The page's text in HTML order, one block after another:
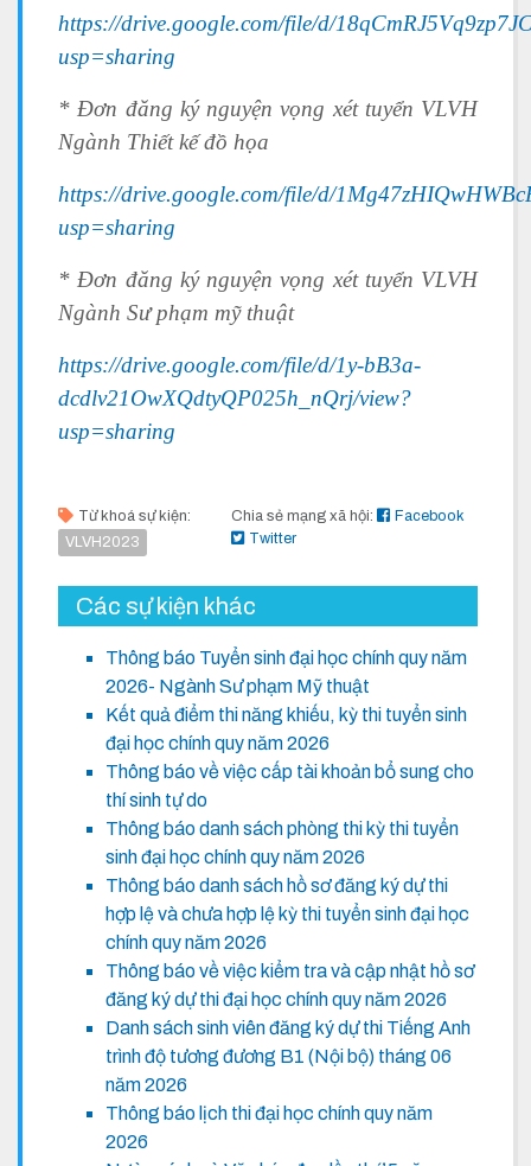
https://drive.google.com/file/d/
usp=sharing
* Đơn đăng ký nguyện vọng xét tuyển VLVH
Ngành Thiết kế đồ họa
https://drive.google.com/file/d/
usp=sharing
* Đơn đăng ký nguyện vọng xét tuyển VLVH
Ngành Sư phạm mỹ thuật
https://drive.google.com/file/d/1y-bB3a-
dcdlv21OwXQdtyQP025h_nQrj/view?
usp=sharing
Từ khoá sự kiện:
VLVH2023
Chia sẻ mạng xã hội:
Facebook
Twitter
Các sự kiện khác
Thông báo Tuyển sinh đại học chính quy năm
2026- Ngành Sư phạm Mỹ thuật
Kết quả điểm thi năng khiếu, kỳ thi tuyển sinh
đại học chính quy năm 2026
Thông báo về việc cấp tài khoản bổ sung cho
thí sinh tự do
Thông báo danh sách phòng thi kỳ thi tuyển
sinh đại học chính quy năm 2026
Thông báo danh sách hồ sơ đăng ký dự thi
hợp lệ và chưa hợp lệ kỳ thi tuyển sinh đại học
chính quy năm 2026
Thông báo về việc kiểm tra và cập nhật hồ sơ
đăng ký dự thi đại học chính quy năm 2026
Danh sách sinh viên đăng ký dự thi Tiếng Anh
trình độ tương đương B1 (Nội bộ) tháng 06
năm 2026
Thông báo lịch thi đại học chính quy năm
2026